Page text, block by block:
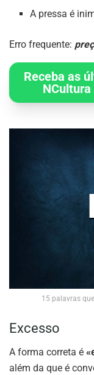
A pressa é
Erro frequente:
Receba as
15 palavras
Excesso
A forma correta é
além da que é